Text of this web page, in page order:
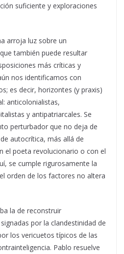
suficiente y exploraciones
arroja luz sobre un
también puede resultar
más críticas y
nos identificamos con
es decir, horizontes (y praxis)
anticolonialistas,
y antipatriarcales. Se
perturbador que no deja de
autocrítica, más allá de
el poeta revolucionario o con el
se cumple rigurosamente la
orden de los factores no altera
la de reconstruir
por la clandestinidad de
los vericuetos típicos de las
Pablo resuelve